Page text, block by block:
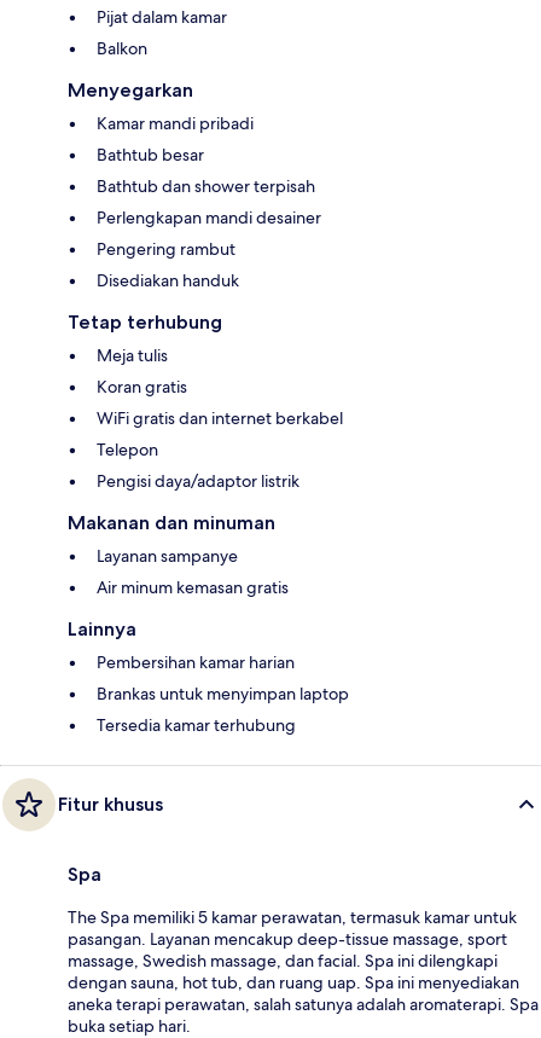
Pijat dalam kamar
Balkon
Menyegarkan
Kamar mandi pribadi
Bathtub besar
Bathtub dan shower terpisah
Perlengkapan mandi desainer
Pengering rambut
Disediakan handuk
Tetap terhubung
Meja tulis
Koran gratis
WiFi gratis dan internet berkabel
Telepon
Pengisi daya/adaptor listrik
Makanan dan minuman
Layanan sampanye
Air minum kemasan gratis
Lainnya
Pembersihan kamar harian
Brankas untuk menyimpan laptop
Tersedia kamar terhubung
Fitur khusus
Spa
The Spa memiliki 5 kamar perawatan, termasuk kamar untuk
pasangan. Layanan mencakup deep-tissue massage, sport
massage, Swedish massage, dan facial. Spa ini dilengkapi
dengan sauna, hot tub, dan ruang uap. Spa ini menyediakan
aneka terapi perawatan, salah satunya adalah aromaterapi. Spa
buka setiap hari.